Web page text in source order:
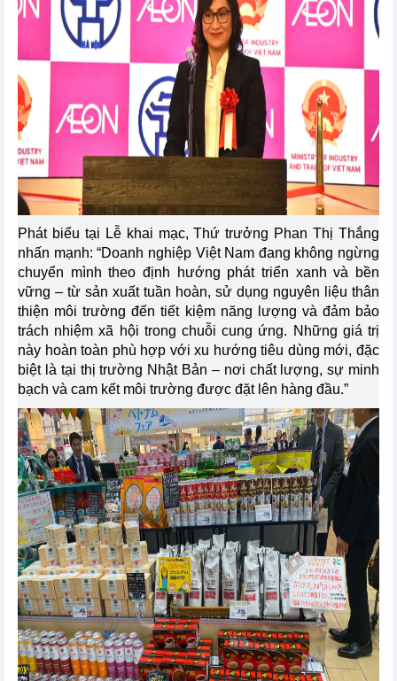
Phát biểu tại Lễ khai mạc, Thứ trưởng Phan Thị Thắng
nhấn mạnh: “Doanh nghiệp Việt Nam đang không ngừng
chuyển mình theo định hướng phát triển xanh và bền
vững – từ sản xuất tuần hoàn, sử dụng nguyên liệu thân
thiện môi trường đến tiết kiệm năng lượng và đảm bảo
trách nhiệm xã hội trong chuỗi cung ứng. Những giá trị
này hoàn toàn phù hợp với xu hướng tiêu dùng mới, đặc
biệt là tại thị trường Nhật Bản – nơi chất lượng, sự minh
bạch và cam kết môi trường được đặt lên hàng đầu.”